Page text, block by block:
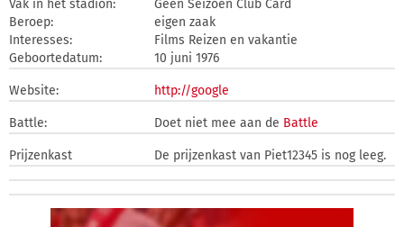
Vak in het stadion:
Geen Seizoen Club Card
Beroep:
eigen zaak
Interesses:
Films Reizen en vakantie
Geboortedatum:
10 juni 1976
Website: http://google
Battle: Doet niet mee aan de Battle
Prijzenkast De prijzenkast van Piet12345 is nog leeg.